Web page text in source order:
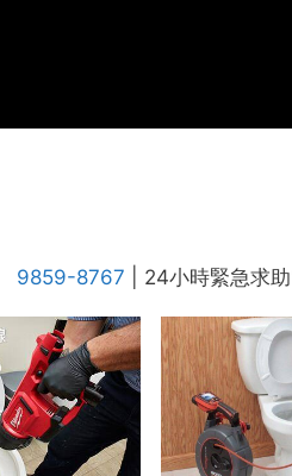
9859-8767 | 24小時緊急求